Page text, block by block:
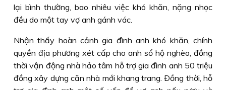
lại bình thường, bao nhiêu việc khó khăn, nặng nhọc
đều do một tay vợ anh gánh vác.
Nhận thấy hoàn cảnh gia đình anh khó khăn, chính
quyền địa phương xét cấp cho anh sổ hộ nghèo, đồng
thời vận động nhà hảo tâm hỗ trợ gia đình anh 50 triệu
đồng xây dựng căn nhà mới khang trang. Ðồng thời, hỗ